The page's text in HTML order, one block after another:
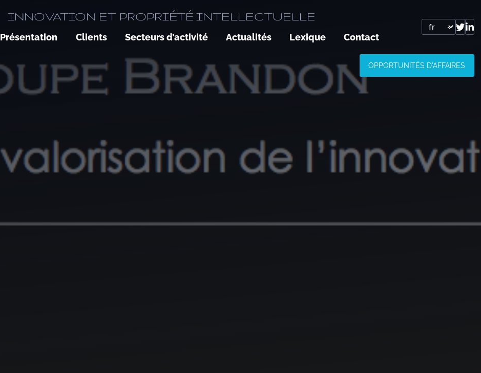
INNOVATION ET PROPRIÉTÉ INTELLECTUELLE
Présentation Clients Secteurs d’activité Actualités Lexique Contact
OPPORTUNITÉS D'AFFAIRES